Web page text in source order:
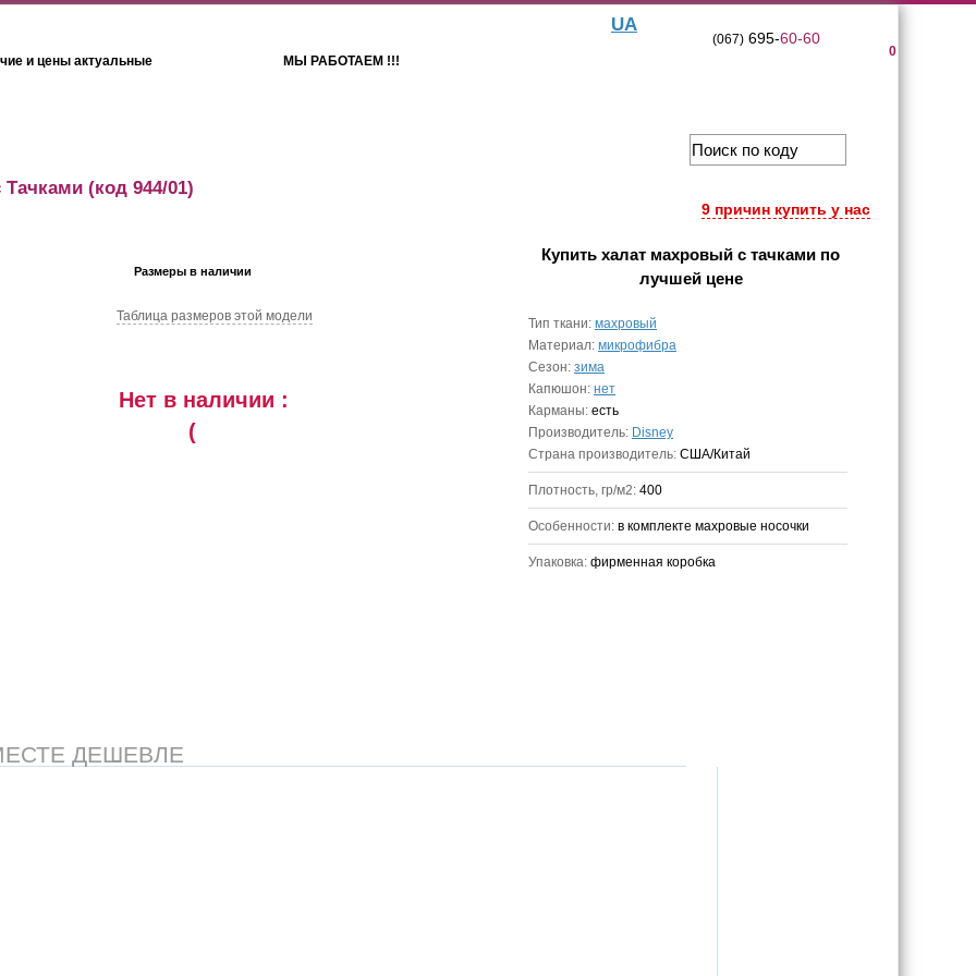
и цены актуальные МЫ РАБОТАЕМ !!!
UA
0
(067)695-60-60
9 причин купить у нас
Тачками (код 944/01)
Размеры в наличии
Таблица размеров этой модели
Нет в наличии :
(
Купить халат махровый с тачками по
лучшей цене
Тип ткани: махровый
Материал: микрофибра
Сезон: зима
Капюшон: нет
Карманы: есть
Производитель: Disney
Страна производитель: США/Китай
Плотность, гр/м2: 400
Особенности: в комплекте махровые носочки
Упаковка: фирменная коробка
ДЕШЕВЛЕ